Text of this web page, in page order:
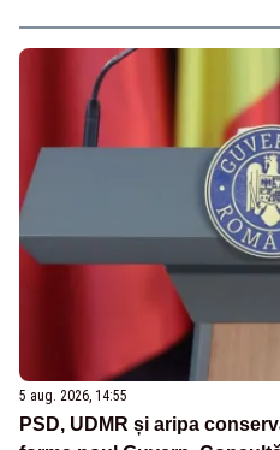
5 aug. 2026, 14:55
PSD, UDMR și aripa